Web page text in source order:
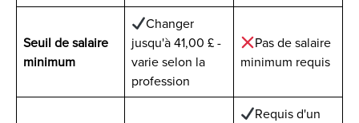
Seuil de salaire
minimum
Changer
jusqu'à 41,00 £ -
varie selon la
profession
Pas de salaire
minimum requis
Requis d'un